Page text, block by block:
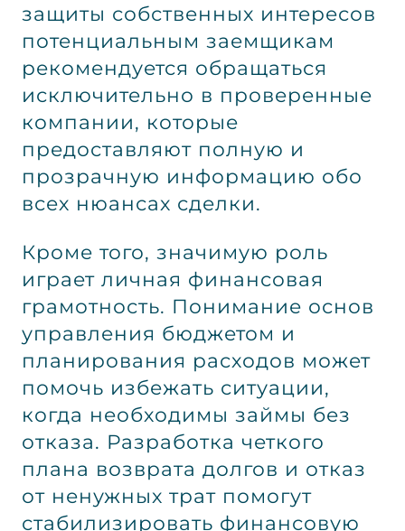
защиты собственных интересов
потенциальным заемщикам
рекомендуется обращаться
исключительно в проверенные
компании, которые
предоставляют полную и
прозрачную информацию обо
всех нюансах сделки.
Кроме того, значимую роль
играет личная финансовая
грамотность. Понимание основ
управления бюджетом и
планирования расходов может
помочь избежать ситуации,
когда необходимы займы без
отказа. Разработка четкого
плана возврата долгов и отказ
от ненужных трат помогут
стабилизировать финансовую